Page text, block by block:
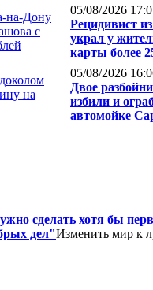
05/08/2026
Рецидивист
украл у
карты более
05/08/2026
Двое
избили и
автомойке
сделать хотя бы
дел"Изменить мир к